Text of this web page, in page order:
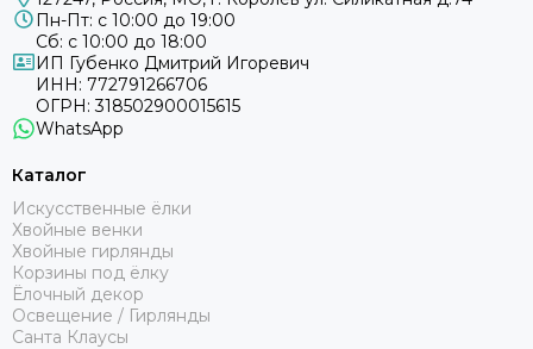
пушистого ПВХ придает елке густоту и естественную
форму.
✔Легкий вес– комбинация материалов делает елку
удобной для транспортировки и установки.
✔Доступная цена– использование ПВХ внутри
конструкции снижает стоимость без ущерба для
Пн-Пт: с 10:00 до 19:00
Сб: с 10:00 до 18:00
ИП Губенко Дмитрий Игоревич
ИНН: 772791266706
ОГРН: 318502900015615
WhatsApp
Каталог
Искусственные ёлки
Хвойные венки
Хвойные гирлянды
Корзины под ёлку
Ёлочный декор
Освещение / Гирлянды
Санта Клаусы